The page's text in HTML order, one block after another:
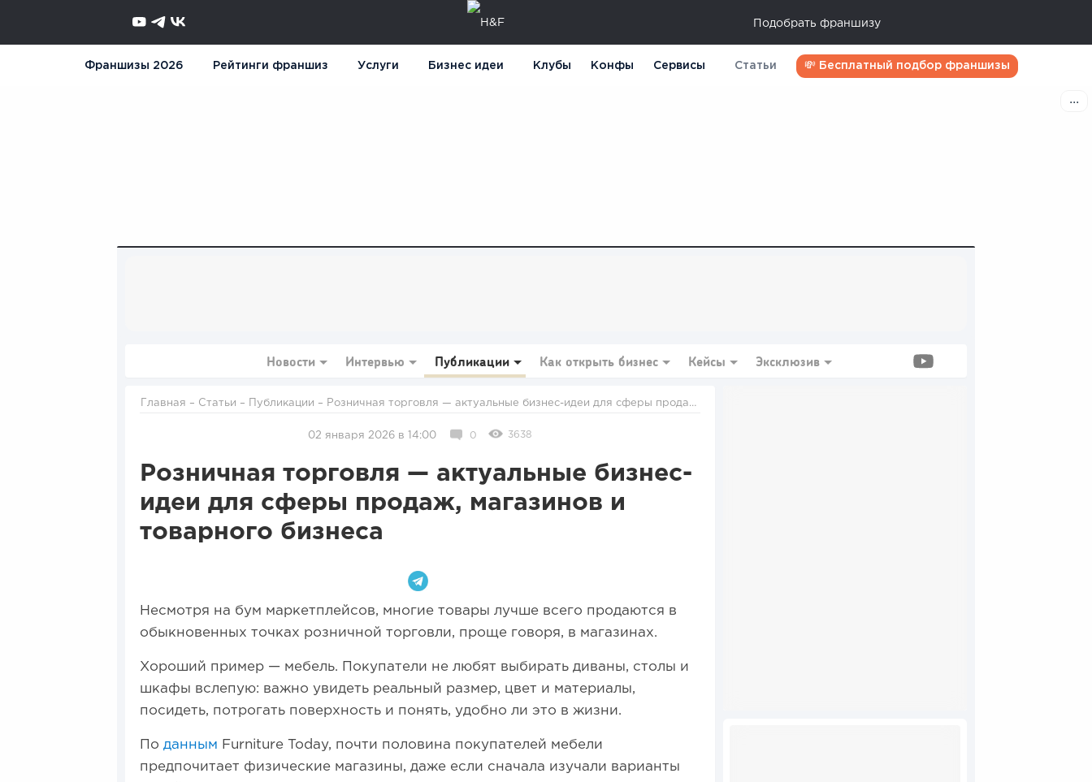
Подобрать франшизу
Франшизы 2026 Рейтинги франшиз Услуги Бизнес идеи Клубы Конфы Сервисы Статьи 💸 Бесплатный подбор франшизы
Новости Интервью Публикации Как открыть бизнес Кейсы Эксклюзив
Главная – Статьи – Публикации
02 января 2026 в 14:00
0 3638
Розничная торговля — актуальные бизнес-
идеи для сферы продаж, магазинов и
товарного бизнеса
Несмотря на бум маркетплейсов, многие товары лучше всего продаются в
обыкновенных точках розничной торговли, проще говоря, в магазинах.
Хороший пример — мебель. Покупатели не любят выбирать диваны, столы и
шкафы вслепую: важно увидеть реальный размер, цвет и материалы,
посидеть, потрогать поверхность и понять, удобно ли это в жизни.
По данным Furniture Today, почти половина покупателей мебели
предпочитает физические магазины, даже если сначала изучали варианты